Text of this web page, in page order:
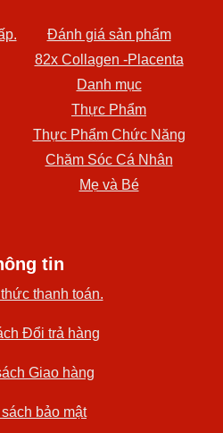
Đánh giá sản phẩm
82x Collagen -Placenta
Danh mục
Thực Phẩm
Thực Phẩm Chức Năng
Chăm Sóc Cá Nhân
Mẹ và Bé
tin
thanh toán.
Đổi trả hàng
Giao hàng
bảo mật